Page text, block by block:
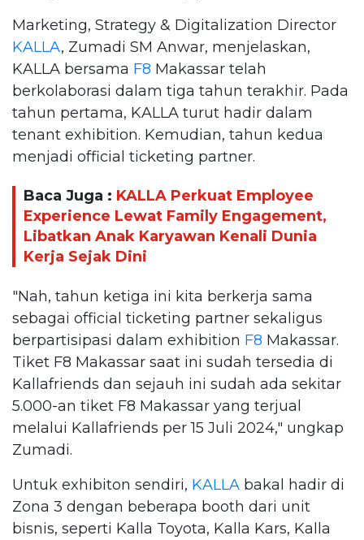
Marketing, Strategy & Digitalization Director
KALLA, Zumadi SM Anwar, menjelaskan,
KALLA bersama F8 Makassar telah
berkolaborasi dalam tiga tahun terakhir. Pada
tahun pertama, KALLA turut hadir dalam
tenant exhibition. Kemudian, tahun kedua
menjadi official ticketing partner.
Baca Juga : KALLA Perkuat Employee
Experience Lewat Family Engagement,
Libatkan Anak Karyawan Kenali Dunia
Kerja Sejak Dini
"Nah, tahun ketiga ini kita berkerja sama
sebagai official ticketing partner sekaligus
berpartisipasi dalam exhibition F8 Makassar.
Tiket F8 Makassar saat ini sudah tersedia di
Kallafriends dan sejauh ini sudah ada sekitar
5.000-an tiket F8 Makassar yang terjual
melalui Kallafriends per 15 Juli 2024," ungkap
Zumadi.
Untuk exhibiton sendiri, KALLA bakal hadir di
Zona 3 dengan beberapa booth dari unit
bisnis, seperti Kalla Toyota, Kalla Kars, Kalla